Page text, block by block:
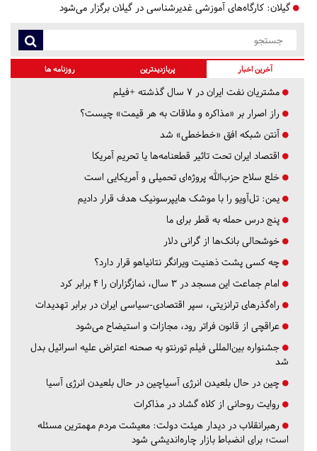
گیلان: کارگاه‌های آموزشی غدیرشناسی در گیلان برگزار می‌شود
آخرین اخبار پربازدیدترین روزنامه ها
مشتریان نفت ایران در ۷ سال گذشته +فیلم
راز اصرار بر «مذاکره و ملاقات به هر قیمت» چیست؟
آنتن شبکه افق «خط‌خطی» شد
اقتصاد ایران تحت تاثیر قطعنامه‌ها یا تحریم‌ آمریکا
خلع سلاح حزب‌الله پروژه‌ای تحمیلی و آمریکایی است
یمن: تل‌آویو را با موشک هایپرسونیک هدف قرار دادیم
پنج درس‌ حمله به قطر برای ما
خوشحالی بانک‌ها از گرانی دلار
چه کسی پشت ذهنیت ویرانگر نتانیاهو قرار دارد؟
امام جماعت این مسجد در ۳ سال، نمازگزاران را ۴ برابر کرد
راه‌گذرهای ترانزیتی، سپر اقتصادی-سیاسی ایران در برابر تهدیدات
عراقچی از قانون فراتر رود، مجازات و استیضاح می‌شود
جشنواره بین‌المللی فیلم تورنتو به صحنه اعتراض علیه اسرائیل بدل
شد
چین در حال بلعیدن انرژی آسیاچین در حال بلعیدن انرژی آسیا
روایت روحانی از کلاه گشاد در مذاکرات
رهبرانقلاب در دیدار هیئت دولت: معیشت مردم مهمترین مسئله
است؛ برای انضباط بازار چاره‌اندیشی شود